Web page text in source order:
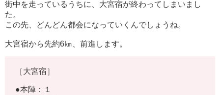
街中を走っているうちに、大宮宿が終わってしまいまし
た。
この先、どんどん都会になっていくんでしょうね。
大宮宿から先約6㎞、前進します。
［大宮宿］
●本陣：１